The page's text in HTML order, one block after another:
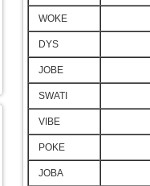
WOKE
DYS
JOBE
SWATI
VIBE
POKE
JOBA